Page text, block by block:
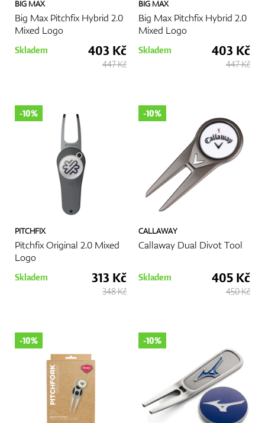
BIG MAX
Big Max Pitchfix Hybrid 2.0
Mixed Logo
Skladem 403 Kč
447 Kč
BIG MAX
Big Max Pitchfix Hybrid 2.0
Mixed Logo
Skladem 403 Kč
447 Kč
PITCHFIX
Pitchfix Original 2.0 Mixed
Logo
-10%
Skladem 313 Kč
348 Kč
CALLAWAY
Callaway Dual Divot Tool
-10%
Skladem 405 Kč
450 Kč
-10% -10%